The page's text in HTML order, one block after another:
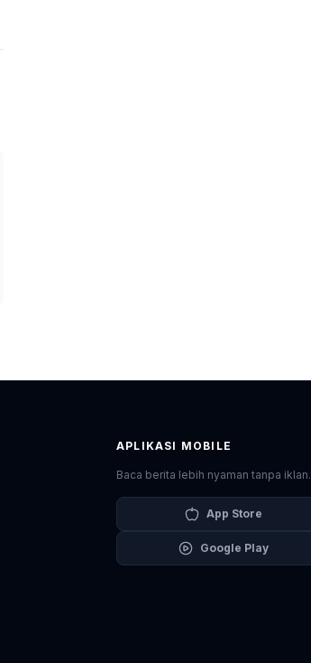
APLIKASI MOBILE
Baca berita lebih nyaman tanpa iklan.
App Store
Google Play